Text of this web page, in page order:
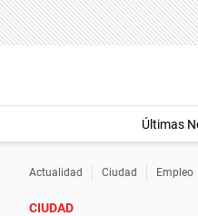
Últimas
Actualidad Ciudad Empleo
CIUDAD